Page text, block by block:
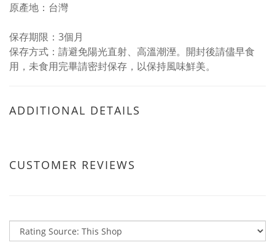
原產地：台灣
保存期限：3個月
保存方式：請避免陽光直射、高溫潮溼。開封後請儘早食
用，未食用完畢請密封保存，以保持風味鮮美。
ADDITIONAL DETAILS
CUSTOMER REVIEWS